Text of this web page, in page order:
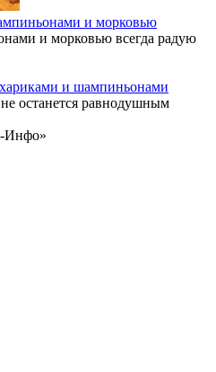
и морковью
и морковью всегда радую
и шампиньонами
останется равнодушным
Инфо»